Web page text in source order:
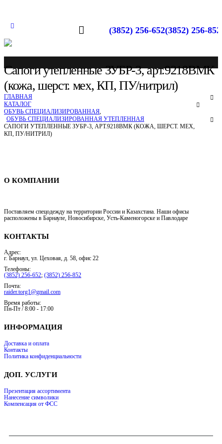
(3852) 256-652(3852) 256-852
Сапоги утепленные ЗУБР-3, арт.9218ВМК
(кожа, шерст. мех, КП, ПУ/нитрил)
ГЛАВНАЯ
КАТАЛОГ
ОБУВЬ СПЕЦИАЛИЗИРОВАННАЯ,
ОБУВЬ СПЕЦИАЛИЗИРОВАННАЯ УТЕПЛЕННАЯ
САПОГИ УТЕПЛЕННЫЕ ЗУБР-3, АРТ.9218ВМК (КОЖА, ШЕРСТ. МЕХ,
КП, ПУ/НИТРИЛ)
Спецодежда в Барнауле
О КОМПАНИИ
Поставляем спецодежду на территории России и Казахстана. Наши офисы
расположены в Барнауле, Новосибирске, Усть-Каменогорске и Павлодаре
КОНТАКТЫ
Адрес:
г. Барнаул, ул. Цеховая, д. 58, офис 22
Телефоны:
(3852) 256-652; (3852) 256-852
Почта:
raider.torg1@gmail.com
Время работы:
Пн-Пт / 8:00 - 17:00
ИНФОРМАЦИЯ
Доставка и оплата
Контакты
Политика конфиденциальности
ДОП. УСЛУГИ
Презентация ассортимента
Нанесение символики
Компенсация от ФСС